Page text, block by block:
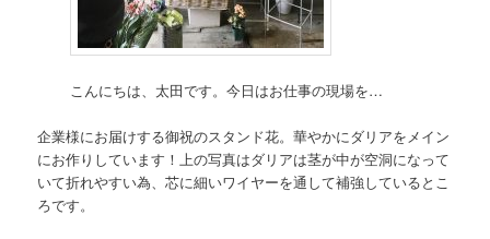
こんにちは、太田です。今日はお仕事の現場を…
企業様にお届けする御祝のスタンド花。華やかにダリアをメイン
にお作りしています！上の写真はダリアは茎が中が空洞になって
いて折れやすい為、芯に細いワイヤーを通して補強しているとこ
ろです。